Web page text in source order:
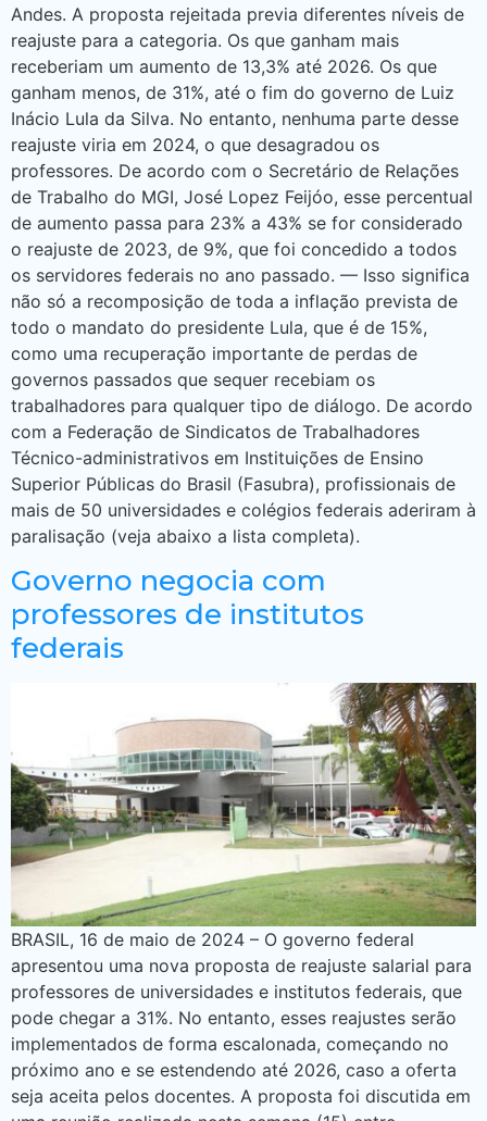
Andes. A proposta rejeitada previa diferentes níveis de
reajuste para a categoria. Os que ganham mais
receberiam um aumento de 13,3% até 2026. Os que
ganham menos, de 31%, até o fim do governo de Luiz
Inácio Lula da Silva. No entanto, nenhuma parte desse
reajuste viria em 2024, o que desagradou os
professores. De acordo com o Secretário de Relações
de Trabalho do MGI, José Lopez Feijóo, esse percentual
de aumento passa para 23% a 43% se for considerado
o reajuste de 2023, de 9%, que foi concedido a todos
os servidores federais no ano passado. — Isso significa
não só a recomposição de toda a inflação prevista de
todo o mandato do presidente Lula, que é de 15%,
como uma recuperação importante de perdas de
governos passados que sequer recebiam os
trabalhadores para qualquer tipo de diálogo. De acordo
com a Federação de Sindicatos de Trabalhadores
Técnico-administrativos em Instituições de Ensino
Superior Públicas do Brasil (Fasubra), profissionais de
mais de 50 universidades e colégios federais aderiram à
paralisação (veja abaixo a lista completa).
Governo negocia com
professores de institutos
federais
BRASIL, 16 de maio de 2024 – O governo federal
apresentou uma nova proposta de reajuste salarial para
professores de universidades e institutos federais, que
pode chegar a 31%. No entanto, esses reajustes serão
implementados de forma escalonada, começando no
próximo ano e se estendendo até 2026, caso a oferta
seja aceita pelos docentes. A proposta foi discutida em